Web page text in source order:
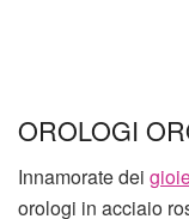
OROLOGI
Innamorate dei
orologi in acciaio